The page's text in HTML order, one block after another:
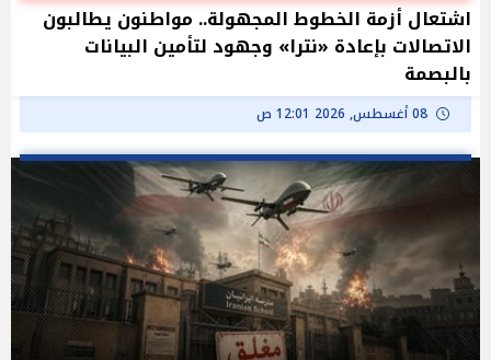
اشتعال أزمة الخطوط المجهولة.. مواطنون يطالبون
الاتصالات بإعادة «نترا» وجهود لتأمين البيانات
بالبصمة
08 أغسطس, 2026 12:01 ص